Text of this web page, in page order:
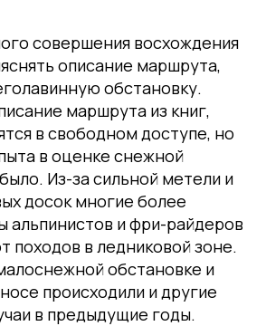
совершения восхождения
описание маршрута,
обстановку.
маршрута из книг,
в свободном доступе, но
в оценке снежной
Из-за сильной метели и
досок многие более
альпинистов и фри-райдеров
походов в ледниковой зоне.
обстановке и
происходили и другие
в предыдущие годы.